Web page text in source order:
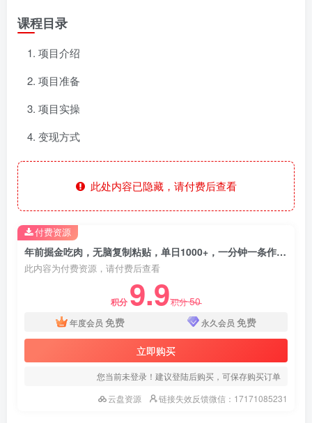
课程目录
项目介绍
项目准备
项目实操
变现方式
此处内容已隐藏，请付费后查看
年前掘金吃肉，无脑复制粘贴，单日1000+，一分钟一条作品，新人当天变现
此内容为付费资源，请付费后查看
积分 9.9积分50
年度会员 免费 永久会员 免费
立即购买
您当前未登录！建议登陆后购买，可保存购买订单
云盘资源
链接失效反馈微信：17171085231
付费资源